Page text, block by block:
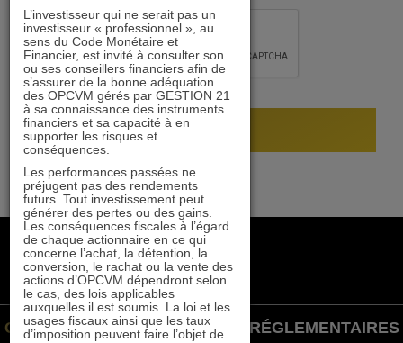
+33 1 84 79 90 24
gestion21@gestion21.fr
8 rue Volney, 75002 Paris
GESTION 21 ©INFORMATIONS RÉGLEMENTAIRES
L’investisseur qui ne serait pas un
investisseur « professionnel », au
sens du Code Monétaire et
Financier, est invité à consulter son
ou ses conseillers financiers afin de
s’assurer de la bonne adéquation
des OPCVM gérés par GESTION 21
à sa connaissance des instruments
financiers et sa capacité à en
supporter les risques et
conséquences.
Les performances passées ne
préjugent pas des rendements
futurs. Tout investissement peut
générer des pertes ou des gains.
Les conséquences fiscales à l’égard
de chaque actionnaire en ce qui
concerne l’achat, la détention, la
conversion, le rachat ou la vente des
actions d’OPCVM dépendront selon
le cas, des lois applicables
auxquelles il est soumis. La loi et les
usages fiscaux ainsi que les taux
d’imposition peuvent faire l’objet de